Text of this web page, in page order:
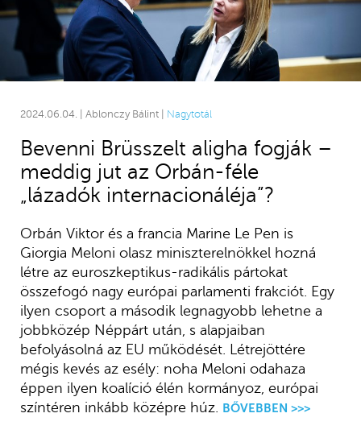
2024.06.04. | Ablonczy Bálint | Nagytotál
Bevenni Brüsszelt aligha fogják –
meddig jut az Orbán-féle
„lázadók internacionáléja”?
Orbán Viktor és a francia Marine Le Pen is
Giorgia Meloni olasz miniszterelnökkel hozná
létre az euroszkeptikus-radikális pártokat
összefogó nagy európai parlamenti frakciót. Egy
ilyen csoport a második legnagyobb lehetne a
jobbközép Néppárt után, s alapjaiban
befolyásolná az EU működését. Létrejöttére
mégis kevés az esély: noha Meloni odahaza
éppen ilyen koalíció élén kormányoz, európai
színtéren inkább középre húz. BŐVEBBEN >>>